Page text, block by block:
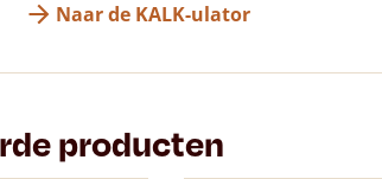
Naar de KALK-ulator
producten